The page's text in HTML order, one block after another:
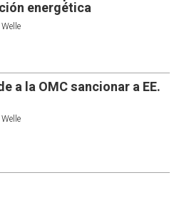
energética
a la OMC sancionar a EE.